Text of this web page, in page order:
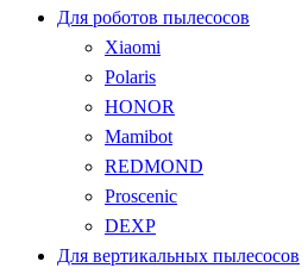
Для роботов пылесосов
Xiaomi
Polaris
HONOR
Mamibot
REDMOND
Proscenic
DEXP
Для вертикальных пылесосов